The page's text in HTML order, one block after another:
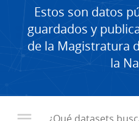
Estos son datos
guardados y
de la Magistratura
la